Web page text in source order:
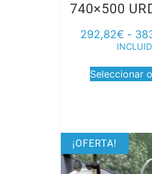
740×500
292,82€ -
Seleccionar
¡OFERTA!